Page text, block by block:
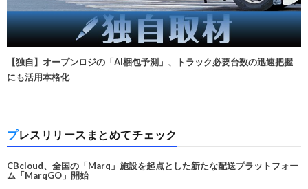
【独自】オープンロジの「AI梱包予測」、トラック必要台数の迅速把握
にも活用本格化
プレスリリースまとめてチェック
CBcloud、全国の「Marq」施設を起点とした新たな配送プラットフォー
ム「MarqGO」開始